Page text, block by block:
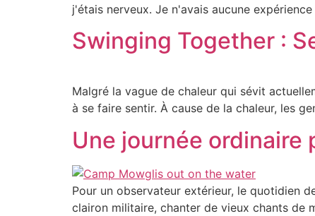
j'étais nerveux. Je n'avais aucune
Swinging Together :
Malgré la vague de chaleur qui sévit
à se faire sentir. À cause de la chaleur, les
Une journée ordinaire
Pour un observateur extérieur, le quotidien
clairon militaire, chanter de vieux chants de